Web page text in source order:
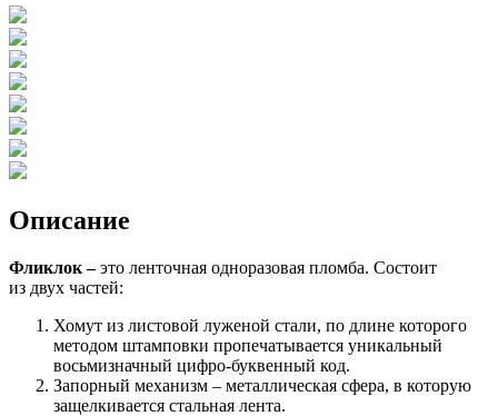
Описание
Фликлок –это ленточная одноразовая пломба. Состоит
из двух частей:
Хомут из листовой луженой стали, по длине которого
методом штамповки пропечатывается уникальный
восьмизначный цифро-буквенный код.
Запорный механизм – металлическая сфера, в которую
защелкивается стальная лента.